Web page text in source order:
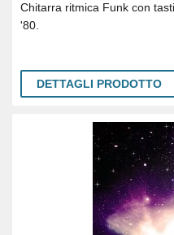
Chitarra ritmica Funk con
'80.
DETTAGLI PRODOTTO